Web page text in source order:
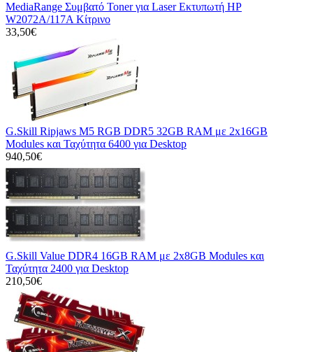
MediaRange Συμβατό Toner για Laser Εκτυπωτή HP
W2072A/117A Κίτρινο
33,50€
G.Skill Ripjaws M5 RGB DDR5 32GB RAM με 2x16GB
Modules και Ταχύτητα 6400 για Desktop
940,50€
G.Skill Value DDR4 16GB RAM με 2x8GB Modules και
Ταχύτητα 2400 για Desktop
210,50€